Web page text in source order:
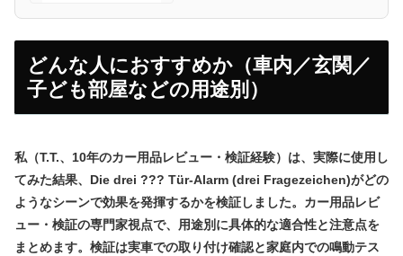
どんな人におすすめか（車内／玄関／
子ども部屋などの用途別）
私（T.T.、10年のカー用品レビュー・検証経験）は、実際に使用し
てみた結果、Die drei ??? Tür-Alarm (drei Fragezeichen)がどの
ようなシーンで効果を発揮するかを検証しました。カー用品レビ
ュー・検証の専門家視点で、用途別に具体的な適合性と注意点を
まとめます。検証は実車での取り付け確認と家庭内での鳴動テス